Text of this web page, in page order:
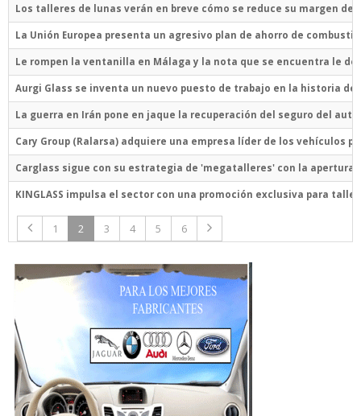
Los talleres de lunas verán en breve cómo se reduce su margen
La Unión Europea presenta un agresivo plan de ahorro de
Le rompen la ventanilla en Málaga y la nota que se encuentra le
Aurgi Glass se inventa un nuevo puesto de trabajo en la historia
La guerra en Irán pone en jaque la recuperación del seguro del
Cary Group (Ralarsa) adquiere una empresa líder de los vehículos
Carglass sigue con su estrategia de 'megatalleres' con la apertura
KINGLASS impulsa el sector con una promoción exclusiva para
1 2 3 4 5 6